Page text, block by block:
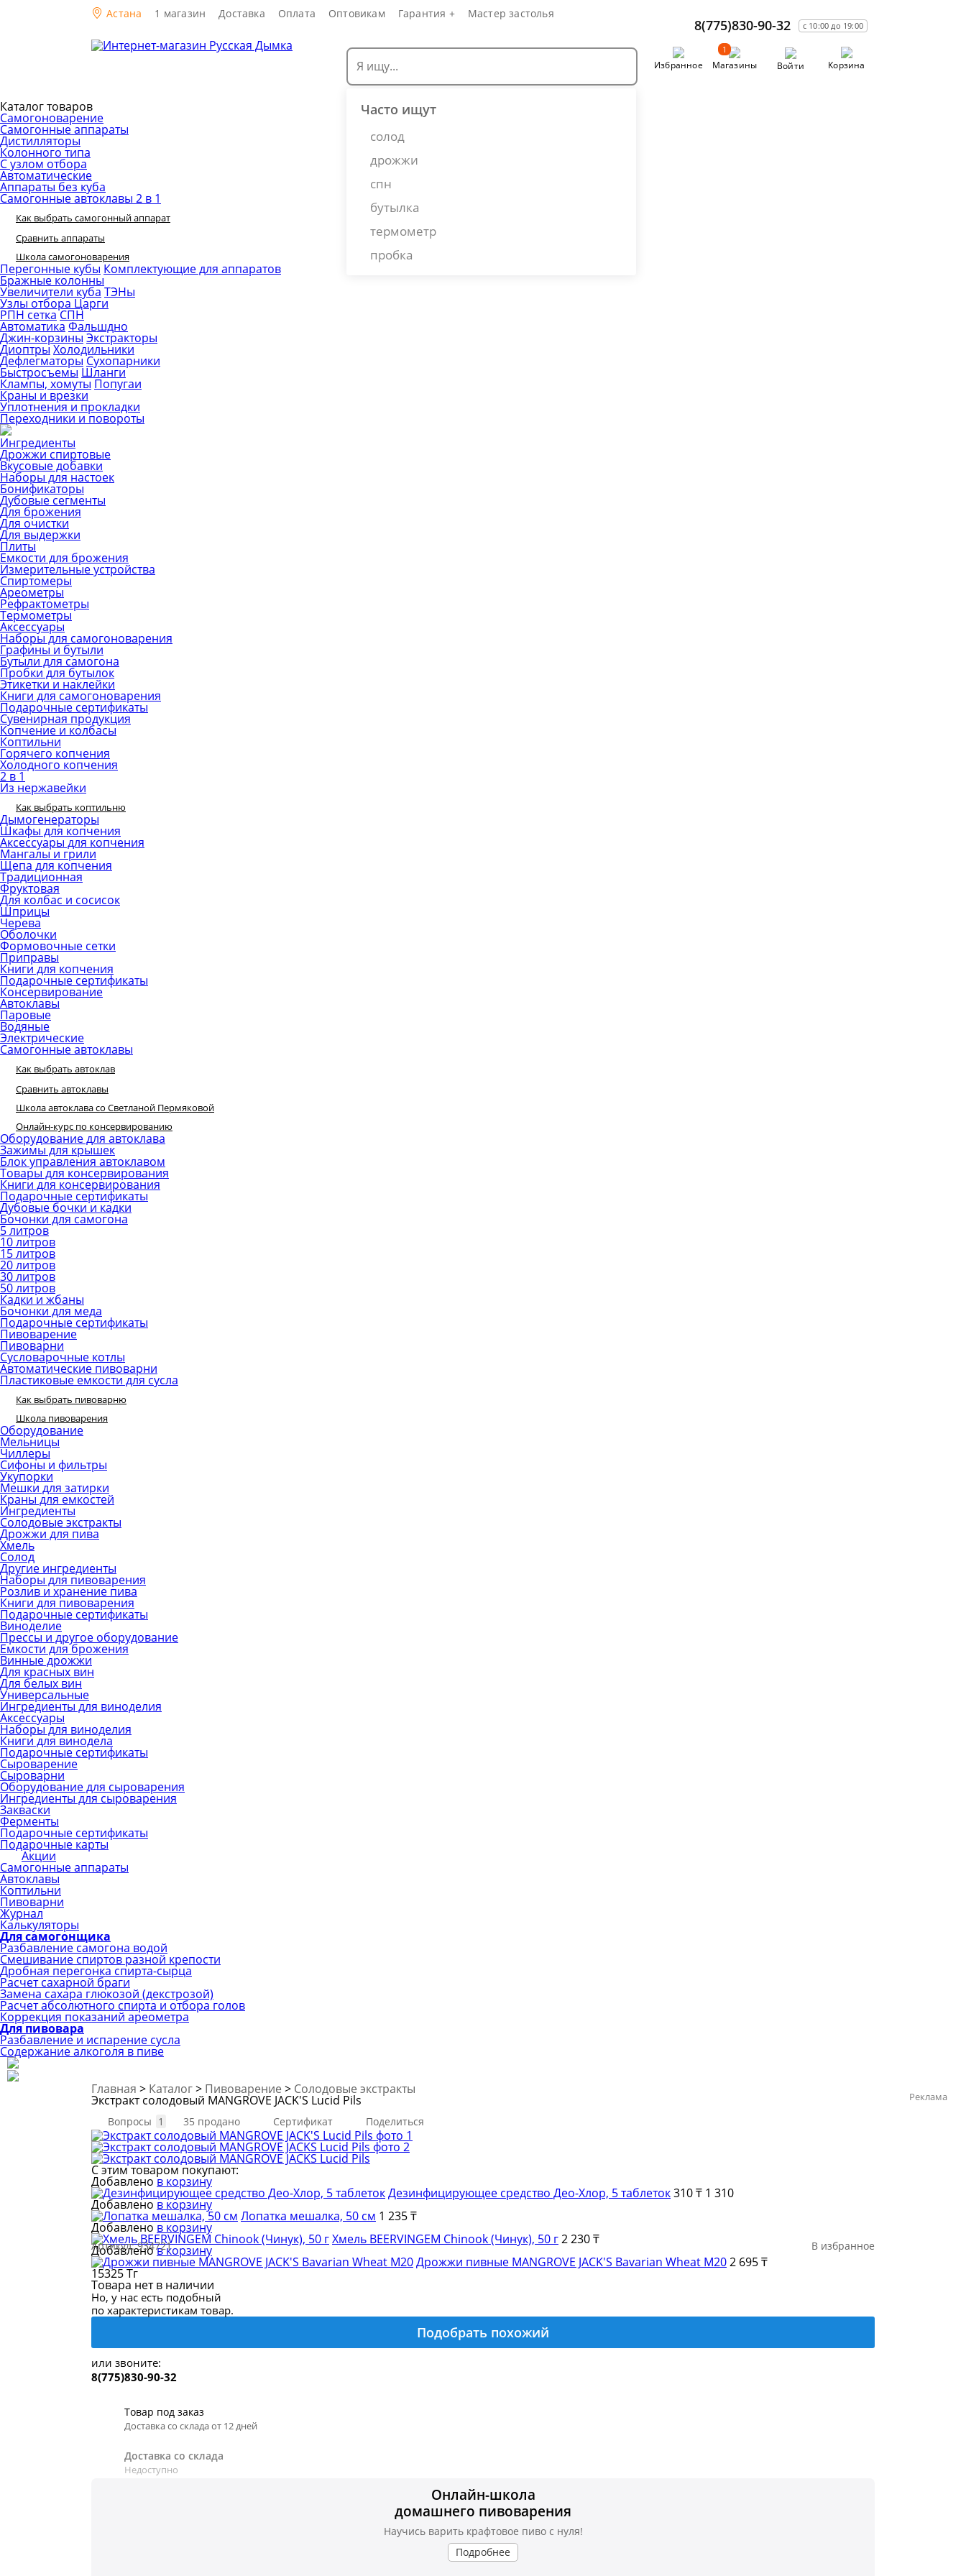
Астана 1 магазин Доставка Оплата Оптовикам Гарантия + Мастер застолья
8(775)830-90-32 с 10:00 до 19:00
Часто ищут
солод
дрожжи
спн
бутылка
термометр
пробка
Избранное Магазины
1
Войти Корзина
Каталог товаров
Самогоноварение
Самогонные аппараты
Дистилляторы
Колонного типа
С узлом отбора
Автоматические
Аппараты без куба
Самогонные автоклавы 2 в 1
Как выбрать самогонный аппарат
Сравнить аппараты
Школа самогоноварения
Перегонные кубы Комплектующие для аппаратов
Бражные колонны
Увеличители куба ТЭНы
Узлы отбора Царги
РПН сетка СПН
Автоматика Фальшдно
Джин-корзины Экстракторы
Диоптры Холодильники
Дефлегматоры Сухопарники
Быстросъемы Шланги
Клампы, хомуты Попугаи
Краны и врезки
Уплотнения и прокладки
Переходники и повороты
Ингредиенты
Дрожжи спиртовые
Вкусовые добавки
Наборы для настоек
Бонификаторы
Дубовые сегменты
Для брожения
Для очистки
Для выдержки
Плиты
Емкости для брожения
Измерительные устройства
Спиртомеры
Ареометры
Рефрактометры
Термометры
Аксессуары
Наборы для самогоноварения
Графины и бутыли
Бутыли для самогона
Пробки для бутылок
Этикетки и наклейки
Книги для самогоноварения
Подарочные сертификаты
Сувенирная продукция
Копчение и колбасы
Коптильни
Горячего копчения
Холодного копчения
2 в 1
Из нержавейки
Как выбрать коптильню
Дымогенераторы
Шкафы для копчения
Аксессуары для копчения
Мангалы и грили
Щепа для копчения
Традиционная
Фруктовая
Для колбас и сосисок
Шприцы
Черева
Оболочки
Формовочные сетки
Приправы
Книги для копчения
Подарочные сертификаты
Консервирование
Автоклавы
Паровые
Водяные
Электрические
Самогонные автоклавы
Как выбрать автоклав
Сравнить автоклавы
Школа автоклава со Светланой Пермяковой
Онлайн-курс по консервированию
Оборудование для автоклава
Зажимы для крышек
Блок управления автоклавом
Товары для консервирования
Книги для консервирования
Подарочные сертификаты
Дубовые бочки и кадки
Бочонки для самогона
5 литров
10 литров
15 литров
20 литров
30 литров
50 литров
Кадки и жбаны
Бочонки для меда
Подарочные сертификаты
Пивоварение
Пивоварни
Сусловарочные котлы
Автоматические пивоварни
Пластиковые емкости для сусла
Как выбрать пивоварню
Школа пивоварения
Оборудование
Мельницы
Чиллеры
Сифоны и фильтры
Укупорки
Мешки для затирки
Краны для емкостей
Ингредиенты
Солодовые экстракты
Дрожжи для пива
Хмель
Солод
Другие ингредиенты
Наборы для пивоварения
Розлив и хранение пива
Книги для пивоварения
Подарочные сертификаты
Виноделие
Прессы и другое оборудование
Емкости для брожения
Винные дрожжи
Для красных вин
Для белых вин
Универсальные
Ингредиенты для виноделия
Аксессуары
Наборы для виноделия
Книги для винодела
Подарочные сертификаты
Сыроварение
Сыроварни
Оборудование для сыроварения
Ингредиенты для сыроварения
Закваски
Ферменты
Подарочные сертификаты
Подарочные карты
Акции
Самогонные аппараты
Автоклавы
Коптильни
Пивоварни
Журнал
Калькуляторы
Для самогонщика
Разбавление самогона водой
Смешивание спиртов разной крепости
Дробная перегонка спирта-сырца
Расчет сахарной браги
Замена сахара глюкозой (декстрозой)
Расчет абсолютного спирта и отбора голов
Коррекция показаний ареометра
Для пивовара
Разбавление и испарение сусла
Содержание алкоголя в пиве
Главная > Каталог> Пивоварение > Солодовые экстракты
Экстракт солодовый MANGROVE JACK'S Lucid Pils
Вопросы 1 35 продано Сертификат Поделиться
С этим товаром покупают:
Добавлено в корзину
Дезинфицирующее средство Део-Хлор, 5 таблеток310 ₸ 1 310
Добавлено в корзину
Лопатка мешалка, 50 см 1 235 ₸
Добавлено в корзину
Хмель BEERVINGEM Chinook (Чинук), 50 г2 230 ₸
Добавленов корзину
Дрожжи пивные MANGROVE JACK'S Bavarian Wheat M202 695 ₸
В избранное
Артикул:934721
15325 Тг
Товара нет в наличии
Но, у нас есть подобный
по характеристикам товар.
Подобрать похожий
или звоните:
8(775)830-90-32
Товар под заказ
Доставка со склада от 12 дней
Доставка со склада
Недоступно
Онлайн-школа
домашнего пивоварения
Научись варить крафтовое пиво с нуля!
Подробнее
Реклама